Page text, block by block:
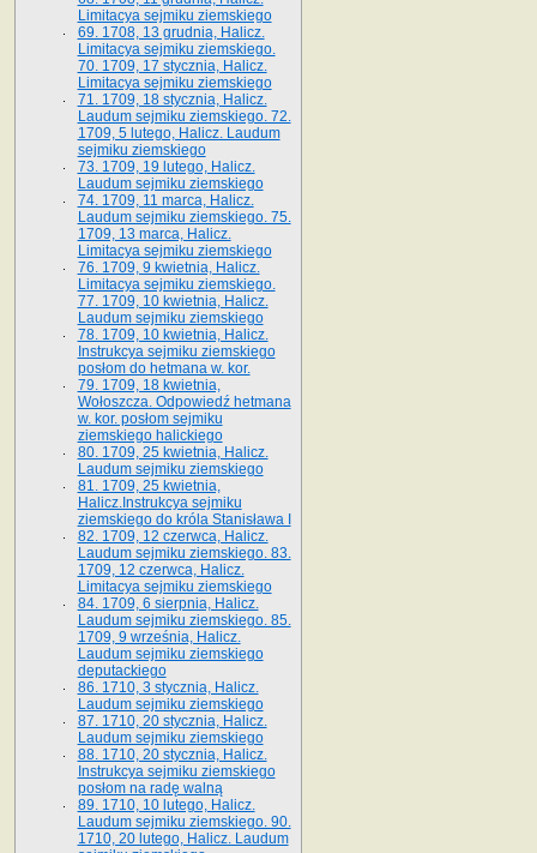
Limitacya sejmiku ziemskiego
69. 1708, 13 grudnia, Halicz.
Limitacya sejmiku ziemskiego.
70. 1709, 17 stycznia, Halicz.
Limitacya sejmiku ziemskiego
71. 1709, 18 stycznia, Halicz.
Laudum sejmiku ziemskiego. 72.
1709, 5 lutego, Halicz. Laudum
sejmiku ziemskiego
73. 1709, 19 lutego, Halicz.
Laudum sejmiku ziemskiego
74. 1709, 11 marca, Halicz.
Laudum sejmiku ziemskiego. 75.
1709, 13 marca, Halicz.
Limitacya sejmiku ziemskiego
76. 1709, 9 kwietnia, Halicz.
Limitacya sejmiku ziemskiego.
77. 1709, 10 kwietnia, Halicz.
Laudum sejmiku ziemskiego
78. 1709, 10 kwietnia, Halicz.
Instrukcya sejmiku ziemskiego
posłom do hetmana w. kor.
79. 1709, 18 kwietnia,
Wołoszcza. Odpowiedź hetmana
w. kor. posłom sejmiku
ziemskiego halickiego
80. 1709, 25 kwietnia, Halicz.
Laudum sejmiku ziemskiego
81. 1709, 25 kwietnia,
Halicz.Instrukcya sejmiku
ziemskiego do króla Stanisława I
82. 1709, 12 czerwca, Halicz.
Laudum sejmiku ziemskiego. 83.
1709, 12 czerwca, Halicz.
Limitacya sejmiku ziemskiego
84. 1709, 6 sierpnia, Halicz.
Laudum sejmiku ziemskiego. 85.
1709, 9 września, Halicz.
Laudum sejmiku ziemskiego
deputackiego
86. 1710, 3 stycznia, Halicz.
Laudum sejmiku ziemskiego
87. 1710, 20 stycznia, Halicz.
Laudum sejmiku ziemskiego
88. 1710, 20 stycznia, Halicz.
Instrukcya sejmiku ziemskiego
posłom na radę walną
89. 1710, 10 lutego, Halicz.
Laudum sejmiku ziemskiego. 90.
1710, 20 lutego, Halicz. Laudum